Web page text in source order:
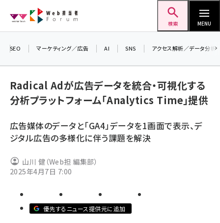
ン
検索 MENU
ai (2804)
note (2312)
z世代 (1622)
SEO マーケティング／広告 AI SNS アクセス解析／データ分析
Radical Adが広告データを統合・可視化する
分析プラットフォーム「Analytics Time」提供
広告媒体のデータと「GA4」データを1画面で表示、デ
ジタル広告の多様化に伴う課題を解決
山川 健（Web担 編集部）
2025年4月7日 7:00
優先するニュース提供元に追加
差し
▼ア